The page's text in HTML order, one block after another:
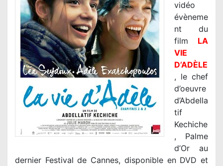
vidéo
évèneme
nt du
film LA
VIE
D’ADÈLE
, le chef
d’oeuvre
d’Abdella
tif
Kechiche
, Palme
d’Or au
dernier Festival de Cannes, disponible en DVD et